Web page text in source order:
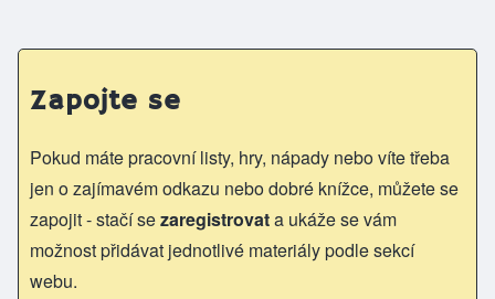
Zapojte se
Pokud máte pracovní listy, hry, nápady nebo víte třeba
jen o zajímavém odkazu nebo dobré knížce, můžete se
zapojit - stačí sezaregistrovata ukáže se vám
možnost přidávat jednotlivé materiály podle sekcí
webu.